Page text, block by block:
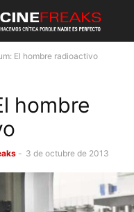
El hombre radioactivo
hombre
- 3 de octubre de 2013